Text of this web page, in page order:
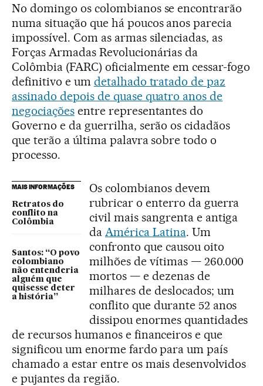
No domingo os colombianos se encontrarão
numa situação que há poucos anos parecia
impossível. Com as armas silenciadas, as
Forças Armadas Revolucionárias da
Colômbia (FARC) oficialmente em cessar-fogo
definitivo e um detalhado tratado de paz
assinado depois de quase quatro anos de
negociaçõesentre representantes do
Governo e da guerrilha, serão os cidadãos
que terão a última palavra sobre todo o
processo.
MAIS INFORMAÇÕES
Retratos do
conflito na
Colômbia
Santos: “O povo
colombiano
não entenderia
alguém que
quisesse deter
a história”
Os colombianos devem
rubricar o enterro da guerra
civil mais sangrenta e antiga
da América Latina. Um
confronto que causou oito
milhões de vítimas — 260.000
mortos — e dezenas de
milhares de deslocados; um
conflito que durante 52 anos
dissipou enormes quantidades
de recursos humanos e financeiros e que
significou um enorme fardo para um país
chamado a estar entre os mais desenvolvidos
e pujantes da região.